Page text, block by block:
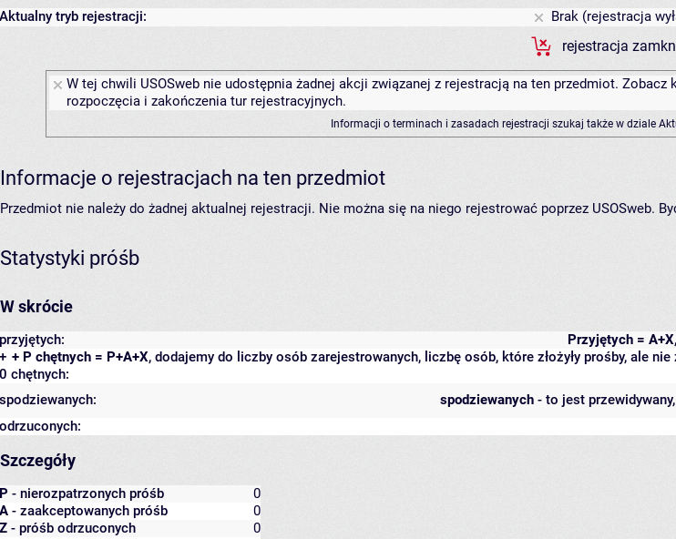
Aktualny tryb rejestracji:
Brak (rejestracja
rejestracja
W tej chwili USOSweb nie udostępnia żadnej akcji związanej z rejestracją na ten przedmiot.
rozpoczęcia i zakończenia tur rejestracyjnych.
Informacji o terminach i zasadach rejestracji szukaj także w dziale
Informacje o rejestracjach na ten przedmiot
Przedmiot nie należy do żadnej aktualnej rejestracji. Nie można się na niego rejestrować poprzez USOSweb.
Statystyki próśb
W skrócie
Przyjętych = A+X
przyjętych:
+ P chętnych = P+A+X, dodajemy do liczby osób zarejestrowanych, liczbę osób, które złożyły prośby, ale
+
0 chętnych:
spodziewanych - to jest
spodziewanych:
odrzuconych:
Szczegóły
P - nierozpatrzonych próśb
0
A - zaakceptowanych próśb
0
Z - próśb odrzuconych
0